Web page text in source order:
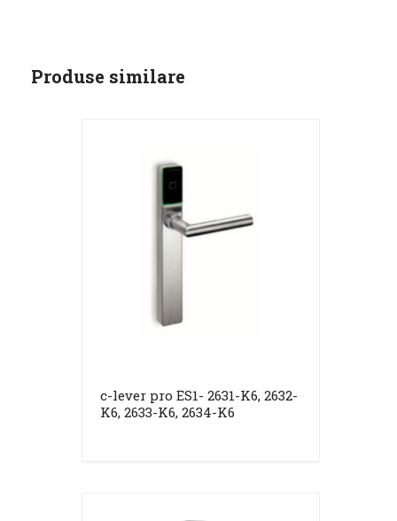
Produse similare
c-lever pro ES1- 2631-K6, 2632-
K6, 2633-K6, 2634-K6